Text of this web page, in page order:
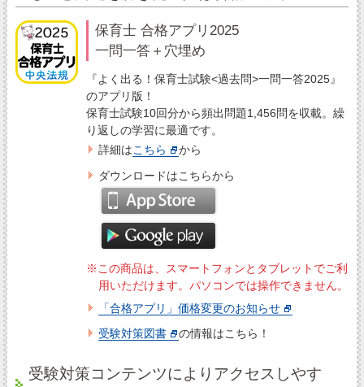
保育士 合格アプリ2025
一問一答＋穴埋め
『よく出る！保育士試験<過去問>一問一答2025』
のアプリ版！
保育士試験10回分から頻出問題1,456問を収載。繰
り返しの学習に最適です。
詳細はこちら
から
ダウンロードはこちらから
※この商品は、スマートフォンとタブレットでご利
用いただけます。パソコンでは操作できません。
「合格アプリ」価格変更のお知らせ
受験対策図書
の情報はこちら！
受験対策コンテンツによりアクセスしやす